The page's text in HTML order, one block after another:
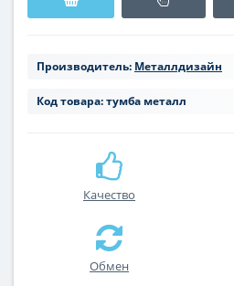
Производитель: Металлдизайн
Код товара:тумба металл
Качество
Обмен